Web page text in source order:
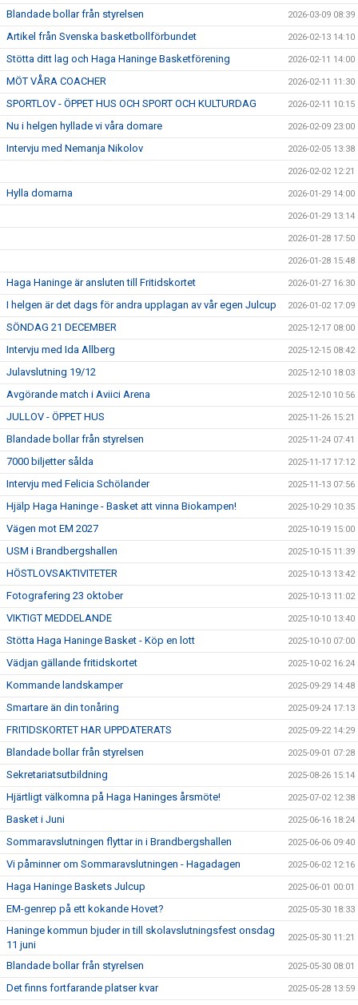
Blandade bollar från styrelsen 2026-03-09 08:39
Artikel från Svenska basketbollförbundet 2026-02-13 14:10
Stötta ditt lag och Haga Haninge Basketförening 2026-02-11 14:00
MÖT VÅRA COACHER 2026-02-11 11:30
SPORTLOV - ÖPPET HUS OCH SPORT OCH KULTURDAG 2026-02-11 10:15
Nu i helgen hyllade vi våra domare 2026-02-09 23:00
Intervju med Nemanja Nikolov 2026-02-05 13:38
2026-02-02 12:21
Hylla domarna 2026-01-29 14:00
2026-01-29 13:14
2026-01-28 17:50
2026-01-28 15:48
Haga Haninge är ansluten till Fritidskortet 2026-01-27 16:30
I helgen är det dags för andra upplagan av vår egen Julcup 2026-01-02 17:09
SÖNDAG 21 DECEMBER 2025-12-17 08:00
Intervju med Ida Allberg 2025-12-15 08:42
Julavslutning 19/12 2025-12-10 18:03
Avgörande match i Aviici Arena 2025-12-10 10:56
JULLOV - ÖPPET HUS 2025-11-26 15:21
Blandade bollar från styrelsen 2025-11-24 07:41
7000 biljetter sålda 2025-11-17 17:12
Intervju med Felicia Schölander 2025-11-13 07:56
Hjälp Haga Haninge - Basket att vinna Biokampen! 2025-10-29 10:35
Vägen mot EM 2027 2025-10-19 15:00
USM i Brandbergshallen 2025-10-15 11:39
HÖSTLOVSAKTIVITETER 2025-10-13 13:42
Fotografering 23 oktober 2025-10-13 11:02
VIKTIGT MEDDELANDE 2025-10-10 13:40
Stötta Haga Haninge Basket - Köp en lott 2025-10-10 07:00
Vädjan gällande fritidskortet 2025-10-02 16:24
Kommande landskamper 2025-09-29 14:48
Smartare än din tonåring 2025-09-24 17:13
FRITIDSKORTET HAR UPPDATERATS 2025-09-22 14:29
Blandade bollar från styrelsen 2025-09-01 07:28
Sekretariatsutbildning 2025-08-26 15:14
Hjärtligt välkomna på Haga Haninges årsmöte! 2025-07-02 12:38
Basket i Juni 2025-06-16 18:24
Sommaravslutningen flyttar in i Brandbergshallen 2025-06-06 09:40
Vi påminner om Sommaravslutningen - Hagadagen 2025-06-02 12:16
Haga Haninge Baskets Julcup 2025-06-01 00:01
EM-genrep på ett kokande Hovet? 2025-05-30 18:33
Haninge kommun bjuder in till skolavslutningsfest onsdag
11 juni
2025-05-30 11:21
Blandade bollar från styrelsen 2025-05-30 08:01
Det finns fortfarande platser kvar 2025-05-28 13:59